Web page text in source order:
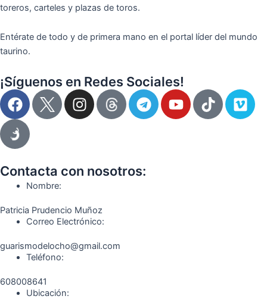
toreros, carteles y plazas de toros.
Entérate de todo y de primera mano en el portal líder del mundo
taurino.
¡Síguenos en Redes Sociales!
F
a
c
e
o
o
I
n
g
m
T
e
r
Y
o
T
i
V
i
Contacta con nosotros:
Nombre:
Patricia Prudencio Muñoz
Correo Electrónico:
guarismodelocho@gmail.com
Teléfono:
608008641
Ubicación: